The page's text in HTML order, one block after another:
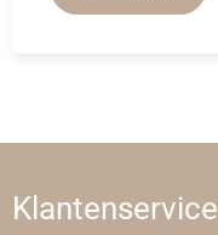
Klantenservice